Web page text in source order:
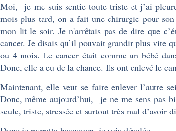
Moi, je me suis sentie toute triste et j’ai
mois plus tard, on a fait une chirurgie pour
mon lit le soir. Je n'arrêtais pas de dire que
cancer. Je disais qu’il pouvait grandir plus vite
ou 4 mois. Le cancer était comme un bébé
Donc, elle a eu de la chance. Ils ont enlevé le
Maintenant, elle veut se faire enlever l’autre
Donc, même aujourd’hui, je ne me sens pas
seule, triste, stressée et surtout très mal d’avoir